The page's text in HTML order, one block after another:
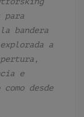
para
bandera
a
e
desde